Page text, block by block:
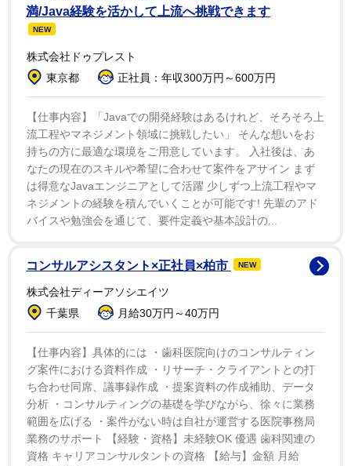
満/Java経験を活かして上流へ挑戦できます
NEW
株式会社ドゥプレスト
東京都
正社員：年収300万円～600万円
【仕事内容】「Javaでの開発経験はあるけれど、そろそろ上
流工程やマネジメント領域に挑戦したい」 そんな想いをお
持ちの方に最適な環境をご用意しています。 入社後は、あ
なたの現在のスキルや希望に合わせて案件をアサイン まず
は得意なJavaエンジニアとして活躍 少しずつ上流工程やマ
ネジメントの経験を積んでいくことが可能です! 先輩のアド
バイスや勉強会を通じて、要件定義や基本設計の...
コンサルアシスタント×正社員×柏市 NEW
株式会社ディーアソシエイツ
千葉県
月給30万円～40万円
【仕事内容】具体的には ・歯科医院向けのコンサルティン
グ案件における資料作成 ・リサーチ・クライアントとの打
ち合わせ同席、議事録作成 ・提案資料の作成補助、データ
分析 ・コンサルティングの基礎を学びながら、徐々に業務
範囲を広げる ・案件がない時は自社が運営する医院事務局
業務のサポート 【経験・資格】未経験OK 優遇 歯科関連の
資格 キャリアコンサルタントの資格 【給与】金額 月給